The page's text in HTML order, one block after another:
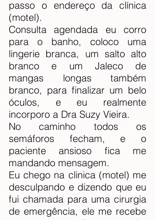
passo o endereço da clínica
(motel).
Consulta agendada eu corro
para o banho, coloco uma
lingerie branca, um salto alto
branco e um Jaleco de
mangas longas também
branco, para finalizar um belo
óculos, e eu realmente
incorporo a Dra Suzy Vieira.
No caminho todos os
semáforos fecham, e o
paciente ansioso fica me
mandando mensagem.
Eu chego na clinica (motel) me
desculpando e dizendo que eu
fui chamada para uma cirurgia
de emergência, ele me recebe